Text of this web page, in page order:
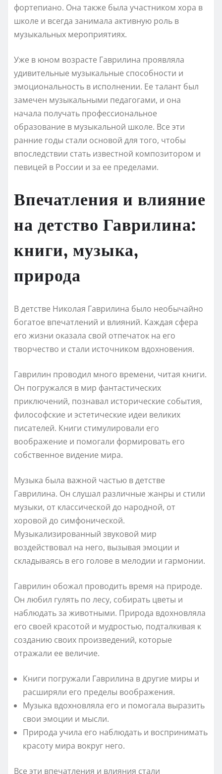
фортепиано. Она также была участником хора в
школе и всегда занимала активную роль в
музыкальных мероприятиях.
Уже в юном возрасте Гаврилина проявляла
удивительные музыкальные способности и
эмоциональность в исполнении. Ее талант был
замечен музыкальными педагогами, и она
начала получать профессиональное
образование в музыкальной школе. Все эти
ранние годы стали основой для того, чтобы
впоследствии стать известной композитором и
певицей в России и за ее пределами.
Впечатления и влияние
на детство Гаврилина:
книги, музыка,
природа
В детстве Николая Гаврилина было необычайно
богатое впечатлений и влияний. Каждая сфера
его жизни оказала свой отпечаток на его
творчество и стали источником вдохновения.
Гаврилин проводил много времени, читая книги.
Он погружался в мир фантастических
приключений, познавал исторические события,
философские и эстетические идеи великих
писателей. Книги стимулировали его
воображение и помогали формировать его
собственное видение мира.
Музыка была важной частью в детстве
Гаврилина. Он слушал различные жанры и стили
музыки, от классической до народной, от
хоровой до симфонической.
Музыкализированный звуковой мир
воздействовал на него, вызывая эмоции и
складываясь в его голове в мелодии и гармонии.
Гаврилин обожал проводить время на природе.
Он любил гулять по лесу, собирать цветы и
наблюдать за животными. Природа вдохновляла
его своей красотой и мудростью, подталкивая к
созданию своих произведений, которые
отражали ее величие.
Книги погружали Гаврилина в другие миры и
расширяли его пределы воображения.
Музыка вдохновляла его и помогала выразить
свои эмоции и мысли.
Природа учила его наблюдать и воспринимать
красоту мира вокруг него.
Все эти впечатления и влияния стали